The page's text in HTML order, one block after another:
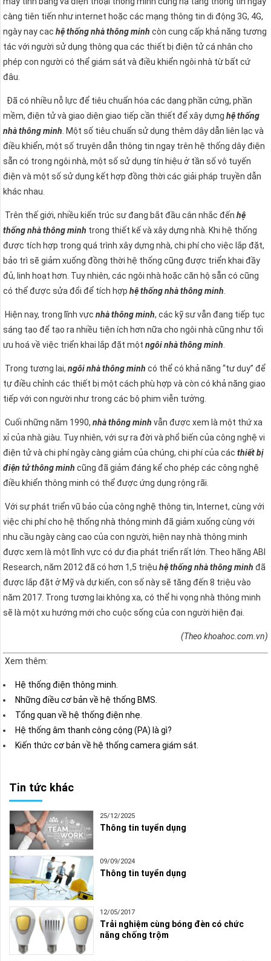
càng tiên tiến như internet hoặc các mạng thông tin di động 3G, 4G,
ngày nay cac hệ thống nhà thông minh còn cung cấp khả năng tương
tác với người sử dụng thông qua các thiết bị điện tử cá nhân cho
phép con người có thể giám sát và điều khiển ngôi nhà từ bất cứ
đâu.
Đã có nhiều nỗ lực để tiêu chuẩn hóa các dạng phần cứng, phần
mềm, điện tử và giao diện giao tiếp cần thiết để xây dựng hệ thống
nhà thông minh. Một số tiêu chuẩn sử dụng thêm dây dẫn liên lạc và
điều khiển, một số truyên dẫn thông tin ngay trên hệ thống dây điện
sẵn có trong ngôi nhà, một số sử dụng tín hiệu ở tần số vô tuyến
điện và một số sử dụng kết hợp đồng thời các giải pháp truyền dẫn
khác nhau.
Trên thế giới, nhiều kiến trúc sư đang bắt đầu cân nhắc đến hệ
thống nhà thông minh trong thiết kế và xây dựng nhà. Khi hệ thống
được tích hợp trong quá trình xây dựng nhà, chi phí cho việc lắp đặt,
bảo trì sẽ giảm xuống đồng thời hệ thống cũng được triển khai đầy
đủ, linh hoạt hơn. Tuy nhiên, các ngôi nhà hoặc căn hộ sẵn có cũng
có thể được sửa đổi để tích hợp hệ thống nhà thông minh.
Hiện nay, trong lĩnh vực nhà thông minh, các kỹ sư vẫn đang tiếp tục
sáng tạo để tạo ra nhiều tiện ích hơn nữa cho ngôi nhà cũng như tối
ưu hoá về việc triển khai lắp đặt một ngôi nhà thông minh.
Trong tương lai, ngôi nhà thông minh có thể có khả năng “tư duy” để
tự điều chỉnh các thiết bị một cách phù hợp và còn có khả năng giao
tiếp với con người như trong các bộ phim viễn tưởng.
Cuối những năm 1990, nhà thông minh vẫn được xem là một thứ xa
xỉ của nhà giàu. Tuy nhiên, với sự ra đời và phổ biến của công nghệ vi
điện tử và chi phí ngày càng giảm của chúng, chi phí của các thiết bị
điện tử thông minh cũng đã giảm đáng kể cho phép các công nghệ
điều khiển thông minh có thể được ứng dụng rộng rãi.
Với sự phát triển vũ bảo của công nghệ thông tin, Internet, cùng với
việc chi phí cho hệ thống nhà thông minh đã giảm xuống cùng với
nhu cầu ngày càng cao của con người, hiện nay nhà thông minh
được xem là một lĩnh vực có dư địa phát triển rất lớn. Theo hãng ABI
Research, năm 2012 đã có hơn 1,5 triệu hệ thống nhà thông minh đã
được lắp đặt ở Mỹ và dự kiến, con số này sẽ tăng đến 8 triệu vào
năm 2017. Trong tương lai không xa, có thể hi vọng nhà thông minh
sẽ là một xu hướng mới cho cuộc sống của con người hiện đại.
(Theo khoahoc.com.vn)
Xem thêm:
Hệ thống điện thông minh.
Những điều cơ bản về hệ thống BMS.
Tổng quan về hệ thống điện nhẹ.
Hệ thống âm thanh công cộng (PA) là gì?
Kiến thức cơ bản về hệ thống camera giám sát.
Tin tức khác
25/12/2025
Thông tin tuyển dụng
09/09/2024
Thông tin tuyển dụng
12/05/2017
Trải nghiệm cùng bóng đèn có chức
năng chống trộm